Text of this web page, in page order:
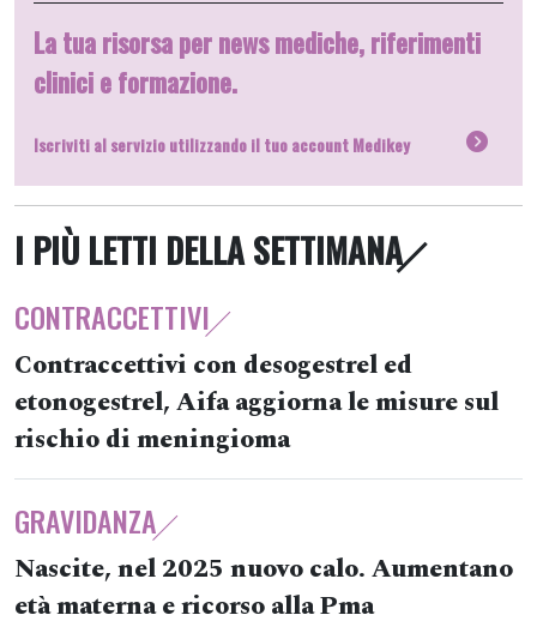
La tua risorsa per news mediche, riferimenti
clinici e formazione.
Iscriviti al servizio utilizzando il tuo account Medikey
I PIÙ LETTI DELLA SETTIMANA
CONTRACCETTIVI
Contraccettivi con desogestrel ed
etonogestrel, Aifa aggiorna le misure sul
rischio di meningioma
GRAVIDANZA
Nascite, nel 2025 nuovo calo. Aumentano
età materna e ricorso alla Pma